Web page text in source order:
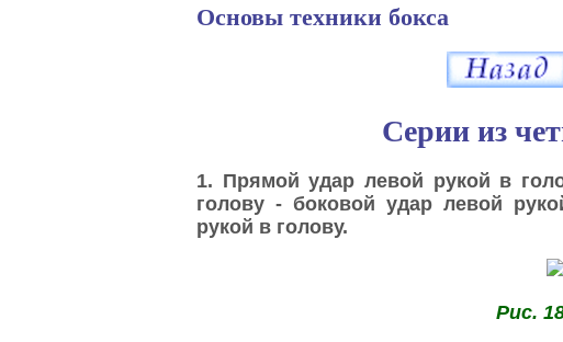
Основы техники бокса
Серии из
1. Прямой удар левой рукой в
голову - боковой удар левой
рукой в голову.
Рис.